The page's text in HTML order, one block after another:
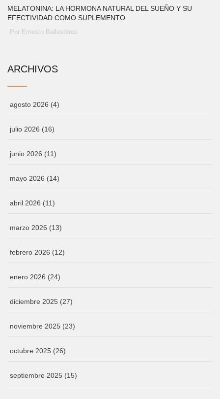
MELATONINA: LA HORMONA NATURAL DEL SUEÑO Y SU
EFECTIVIDAD COMO SUPLEMENTO
Por Ernesto Ballesteros
ARCHIVOS
agosto 2026 (4)
julio 2026 (16)
junio 2026 (11)
mayo 2026 (14)
abril 2026 (11)
marzo 2026 (13)
febrero 2026 (12)
enero 2026 (24)
diciembre 2025 (27)
noviembre 2025 (23)
octubre 2025 (26)
septiembre 2025 (15)